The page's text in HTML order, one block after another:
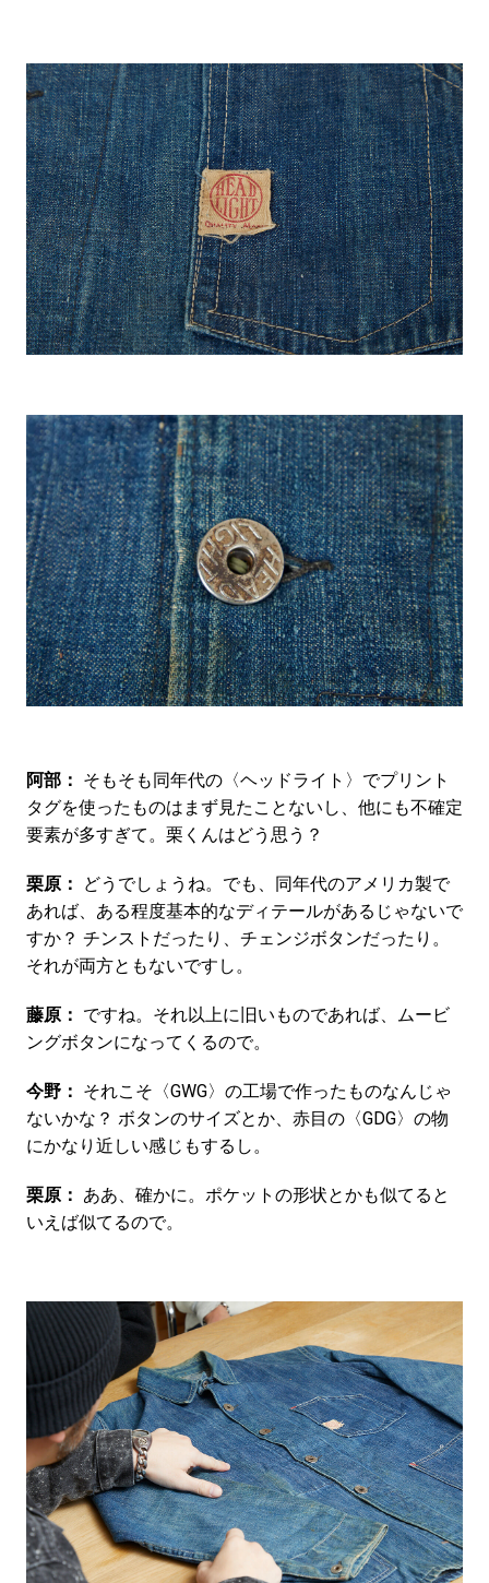
阿部： そもそも同年代の〈ヘッドライト〉でプリント
タグを使ったものはまず見たことないし、他にも不確定
要素が多すぎて。栗くんはどう思う？
栗原：
どうでしょうね。でも、同年代のアメリカ製で
あれば、ある程度基本的なディテールがあるじゃないで
すか？ チンストだったり、チェンジボタンだったり。
それが両方ともないですし。
藤原： ですね。それ以上に旧いものであれば、ムービ
ングボタンになってくるので。
今野： それこそ〈GWG〉の工場で作ったものなんじゃ
ないかな？ ボタンのサイズとか、赤目の〈GDG〉の物
にかなり近しい感じもするし。
栗原： ああ、確かに。ポケットの形状とかも似てると
いえば似てるので。